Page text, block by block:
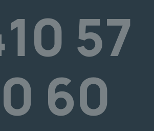
57
60